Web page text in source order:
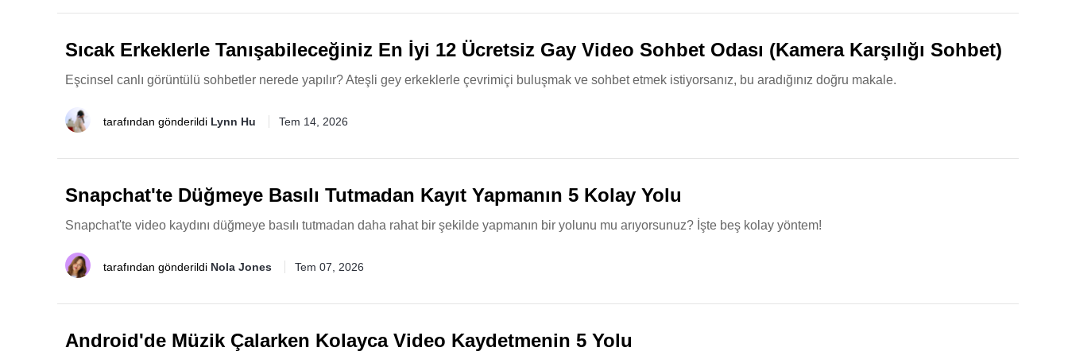
Sıcak Erkeklerle Tanışabileceğiniz En İyi 12 Ücretsiz Gay Video Sohbet Odası (Kamera Karşılığı Sohbet)
Eşcinsel canlı görüntülü sohbetler nerede yapılır? Ateşli gey erkeklerle çevrimiçi buluşmak ve sohbet etmek istiyorsanız, bu aradığınız doğru makale.
tarafından gönderildi Lynn Hu Tem 14, 2026
Snapchat'te Düğmeye Basılı Tutmadan Kayıt Yapmanın 5 Kolay Yolu
Snapchat'te video kaydını düğmeye basılı tutmadan daha rahat bir şekilde yapmanın bir yolunu mu arıyorsunuz? İşte beş kolay yöntem!
tarafından gönderildi Nola Jones Tem 07, 2026
Android'de Müzik Çalarken Kolayca Video Kaydetmenin 5 Yolu